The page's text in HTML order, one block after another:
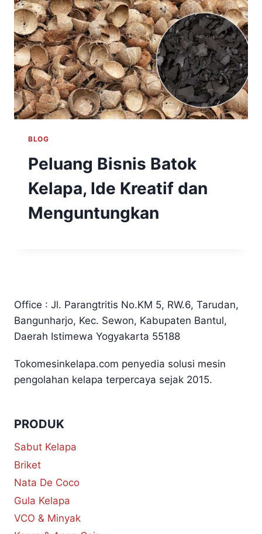
BLOG
Peluang Bisnis Batok
Kelapa, Ide Kreatif dan
Menguntungkan
Office : Jl. Parangtritis No.KM 5, RW.6, Tarudan,
Bangunharjo, Kec. Sewon, Kabupaten Bantul,
Daerah Istimewa Yogyakarta 55188
Tokomesinkelapa.com penyedia solusi mesin
pengolahan kelapa terpercaya sejak 2015.
PRODUK
Sabut Kelapa
Briket
Nata De Coco
Gula Kelapa
VCO & Minyak